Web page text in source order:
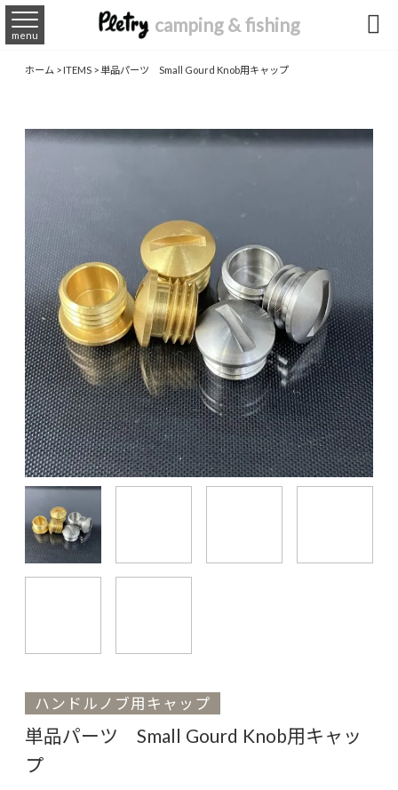
camping & fishing
menu 
ホーム>ITEMS>単品パーツ Small Gourd Knob用キャップ
ハンドルノブ用キャップ
単品パーツ Small Gourd Knob用キャッ
プ